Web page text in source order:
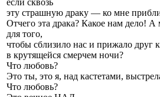
эту страшную драку — ко мне
Отчего эта драка? Какое нам дело!
для того,
чтобы сблизило нас и прижало друг
в крутящейся смерчем ночи?
Что любовь?
Это ты, это я, над кастетами,
Что любовь?